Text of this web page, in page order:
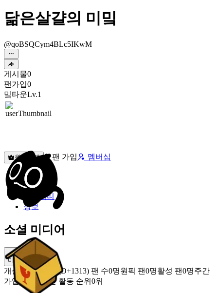
닮은살걀의 미밐
@qoBSQCym4BLc5IKwM
게시물0
팬가입0
밐타운Lv.1
원픽선택 팬 가입 멤버십
밐타운
피드
커뮤니티
정보
소셜 미디어
미밐 공유
개설 2023.01.01 (D+1313) 팬 수0명원픽 팬0명활성 팬0명주간
가입 팬 0명주간 활동 순위 0위